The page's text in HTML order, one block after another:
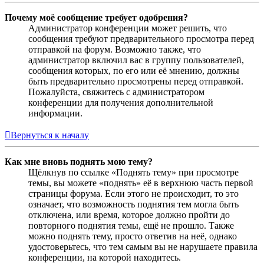
Почему моё сообщение требует одобрения?
Администратор конференции может решить, что
сообщения требуют предварительного просмотра перед
отправкой на форум. Возможно также, что
администратор включил вас в группу пользователей,
сообщения которых, по его или её мнению, должны
быть предварительно просмотрены перед отправкой.
Пожалуйста, свяжитесь с администратором
конференции для получения дополнительной
информации.
Вернуться к началу
Как мне вновь поднять мою тему?
Щёлкнув по ссылке «Поднять тему» при просмотре
темы, вы можете «поднять» её в верхнюю часть первой
страницы форума. Если этого не происходит, то это
означает, что возможность поднятия тем могла быть
отключена, или время, которое должно пройти до
повторного поднятия темы, ещё не прошло. Также
можно поднять тему, просто ответив на неё, однако
удостоверьтесь, что тем самым вы не нарушаете правила
конференции, на которой находитесь.